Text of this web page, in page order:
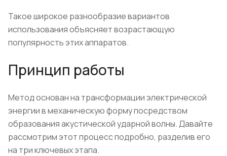
Такое широкое разнообразие вариантов
использования объясняет возрастающую
популярность этих аппаратов.
Принцип работы
Метод основан на трансформации электрической
энергии в механическую форму посредством
образования акустической ударной волны. Давайте
рассмотрим этот процесс подробно, разделив его
на три ключевых этапа.